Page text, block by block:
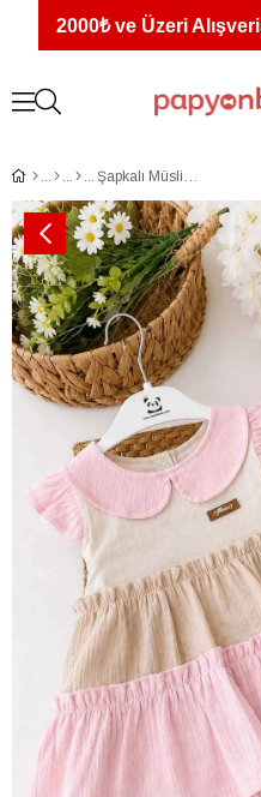
2000₺ ve Üzeri
Şapkalı Müslin Kız Bebek Elbise Seti (%100 Pamuk)(9-12/12-18/18-24 Ay)